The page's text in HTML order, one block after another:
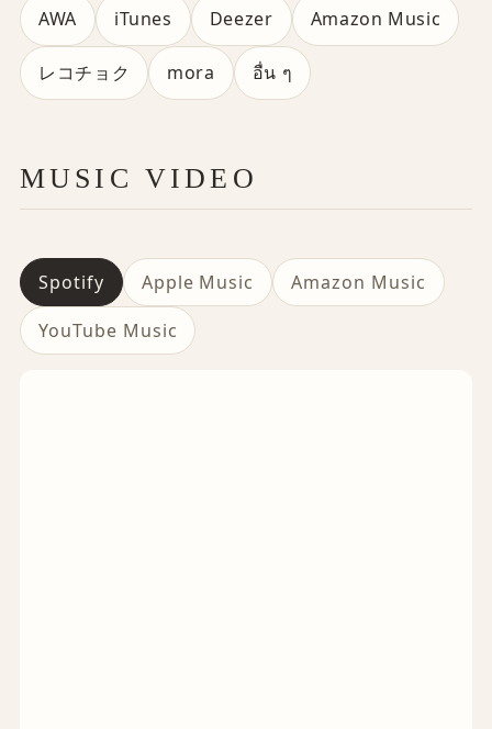
AWA iTunes Deezer Amazon Music
レコチョク mora อื่น ๆ
MUSIC VIDEO
Spotify Apple Music
Amazon Music
YouTube Music